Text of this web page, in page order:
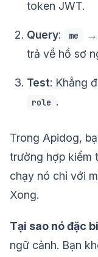
token JWT.
Query: me
→
trả về hồ sơ
Test: Khẳng
role .
Trong Apidog,
trường hợp kiểm
chạy nó chỉ với
Xong.
Tại sao nó đặc
ngữ cảnh. Bạn